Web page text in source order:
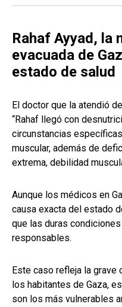
Rahaf Ayyad, la
evacuada de
estado de salud
El doctor que la atendió
“Rahaf llegó con
circunstancias
muscular, además de
extrema, debilidad
Aunque los médicos en
causa exacta del estado
que las duras
responsables.
Este caso refleja la grave
los habitantes de Gaza,
son los más vulnerables